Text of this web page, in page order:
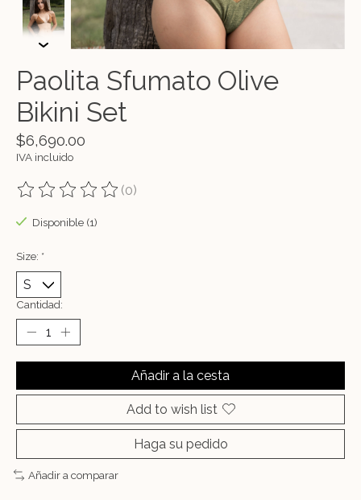
Paolita Sfumato Olive
Bikini Set
$6,690.00
IVA incluido
The rating of this product is
(0)
Disponible (1)
Size: *
Cantidad:
Añadir a la cesta
Add to wish list
Haga su pedido
Añadir a comparar